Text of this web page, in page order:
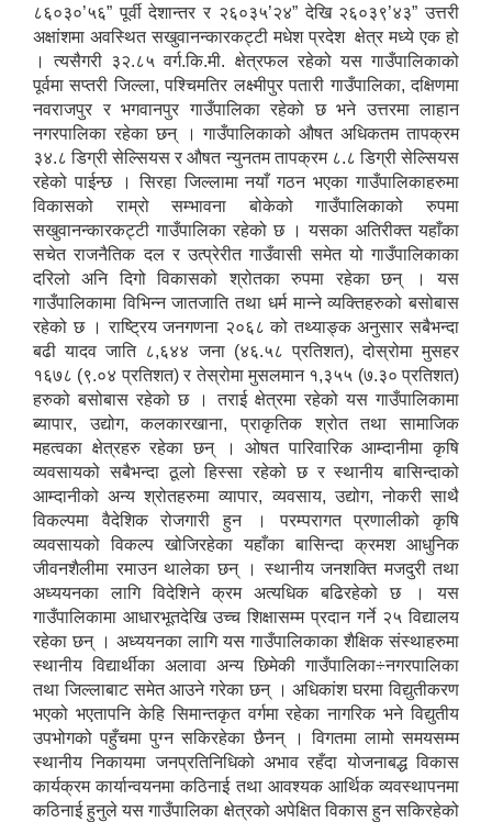
८६०३०’५६” पूर्वी देशान्तर र २६०३५’२४” देखि २६०३९’४३” उत्तरी
अक्षांशमा अवस्थित सखुवानन्कारकट्टी मधेश प्रदेश क्षेत्र मध्ये एक हो
। त्यसैगरी ३२.८५ वर्ग.कि.मी. क्षेत्रफल रहेको यस गाउँपालिकाको
पूर्वमा सप्तरी जिल्ला, पश्चिमतिर लक्ष्मीपुर पतारी गाउँपालिका, दक्षिणमा
नवराजपुर र भगवानपुर गाउँपालिका रहेको छ भने उत्तरमा लाहान
नगरपालिका रहेका छन् । गाउँपालिकाको औषत अधिकतम तापक्रम
३४.८ डिग्री सेल्सियस र औषत न्युनतम तापक्रम ८.८ डिग्री सेल्सियस
रहेको पाईन्छ । सिरहा जिल्लामा नयाँ गठन भएका गाउँपालिकाहरुमा
विकासको राम्रो सम्भावना बोकेको गाउँपालिकाको रुपमा
सखुवानन्कारकट्टी गाउँपालिका रहेको छ । यसका अतिरीक्त यहाँका
सचेत राजनैतिक दल र उत्प्रेरीत गाउँवासी समेत यो गाउँपालिकाका
दरिलो अनि दिगो विकासको श्रोतका रुपमा रहेका छन् । यस
गाउँपालिकामा विभिन्न जातजाति तथा धर्म मान्ने व्यक्तिहरुको बसोबास
रहेको छ । राष्ट्रिय जनगणना २०६८ को तथ्याङ्क अनुसार सबैभन्दा
बढी यादव जाति ८,६४४ जना (४६.५८ प्रतिशत), दोस्रोमा मुसहर
१६७८ (९.०४ प्रतिशत) र तेस्रोमा मुसलमान १,३५५ (७.३० प्रतिशत)
हरुको बसोबास रहेको छ । तराई क्षेत्रमा रहेको यस गाउँपालिकामा
ब्यापार, उद्योग, कलकारखाना, प्राकृतिक श्रोत तथा सामाजिक
महत्वका क्षेत्रहरु रहेका छन् । ओषत पारिवारिक आम्दानीमा कृषि
व्यवसायको सबैभन्दा ठूलो हिस्सा रहेको छ र स्थानीय बासिन्दाको
आम्दानीको अन्य श्रोतहरुमा व्यापार, व्यवसाय, उद्योग, नोकरी साथै
विकल्पमा वैदेशिक रोजगारी हुन । परम्परागत प्रणालीको कृषि
व्यवसायको विकल्प खोजिरहेका यहाँका बासिन्दा क्रमश आधुनिक
जीवनशैलीमा रमाउन थालेका छन् । स्थानीय जनशक्ति मजदुरी तथा
अध्ययनका लागि विदेशिने क्रम अत्यधिक बढिरहेको छ । यस
गाउँपालिकामा आधारभूतदेखि उच्च शिक्षासम्म प्रदान गर्ने २५ विद्यालय
रहेका छन् । अध्ययनका लागि यस गाउँपालिकाका शैक्षिक संस्थाहरुमा
स्थानीय विद्यार्थीका अलावा अन्य छिमेकी गाउँपालिका÷नगरपालिका
तथा जिल्लाबाट समेत आउने गरेका छन् । अधिकांश घरमा विद्युतीकरण
भएको भएतापनि केहि सिमान्तकृत वर्गमा रहेका नागरिक भने विद्युतीय
उपभोगको पहुँचमा पुग्न सकिरहेका छैनन् । विगतमा लामो समयसम्म
स्थानीय निकायमा जनप्रतिनिधिको अभाव रहँदा योजनाबद्ध विकास
कार्यक्रम कार्यान्वयनमा कठिनाई तथा आवश्यक आर्थिक व्यवस्थापनमा
कठिनाई हुनुले यस गाउँपालिका क्षेत्रको अपेक्षित विकास हुन सकिरहेको